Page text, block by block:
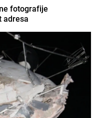
fotografije
adresa